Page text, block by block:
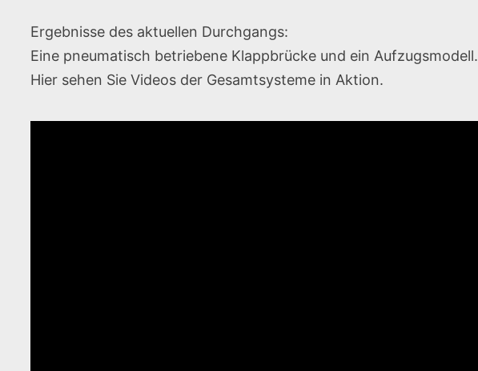
Ergebnisse des aktuellen Durchgangs:
Eine pneumatisch betriebene Klappbrücke und ein Aufzugsmodell.
Hier sehen Sie Videos der Gesamtsysteme in Aktion.